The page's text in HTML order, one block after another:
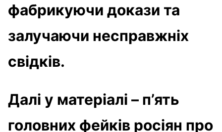
фабрикуючи докази та
залучаючи несправжніх
свідків.
Далі у матеріалі – п’ять
головних фейків росіян про